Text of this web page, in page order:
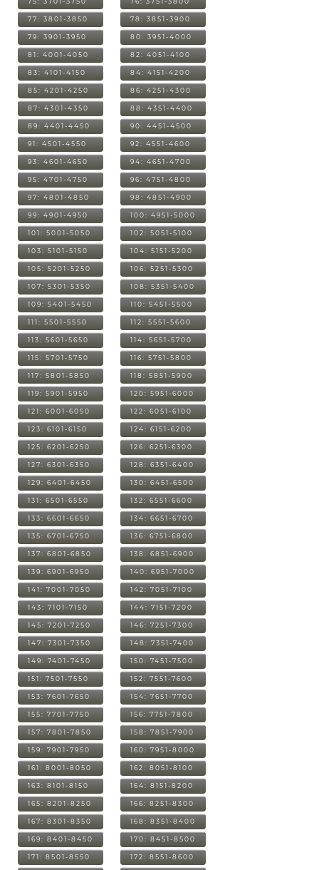
77: 3801-3850 78: 3851-3900
79: 3901-3950 80: 3951-4000
81: 4001-4050 82: 4051-4100
83: 4101-4150 84: 4151-4200
85: 4201-4250 86: 4251-4300
87: 4301-4350 88: 4351-4400
89: 4401-4450 90: 4451-4500
91: 4501-4550 92: 4551-4600
93: 4601-4650 94: 4651-4700
95: 4701-4750 96: 4751-4800
97: 4801-4850 98: 4851-4900
99: 4901-4950 100: 4951-5000
101: 5001-5050 102: 5051-5100
103: 5101-5150 104: 5151-5200
105: 5201-5250 106: 5251-5300
107: 5301-5350 108: 5351-5400
109: 5401-5450 110: 5451-5500
111: 5501-5550 112: 5551-5600
113: 5601-5650 114: 5651-5700
115: 5701-5750 116: 5751-5800
117: 5801-5850 118: 5851-5900
119: 5901-5950 120: 5951-6000
121: 6001-6050 122: 6051-6100
123: 6101-6150 124: 6151-6200
125: 6201-6250 126: 6251-6300
127: 6301-6350 128: 6351-6400
129: 6401-6450 130: 6451-6500
131: 6501-6550 132: 6551-6600
133: 6601-6650 134: 6651-6700
135: 6701-6750 136: 6751-6800
137: 6801-6850 138: 6851-6900
139: 6901-6950 140: 6951-7000
141: 7001-7050 142: 7051-7100
143: 7101-7150 144: 7151-7200
145: 7201-7250 146: 7251-7300
147: 7301-7350 148: 7351-7400
149: 7401-7450 150: 7451-7500
151: 7501-7550 152: 7551-7600
153: 7601-7650 154: 7651-7700
155: 7701-7750 156: 7751-7800
157: 7801-7850 158: 7851-7900
159: 7901-7950 160: 7951-8000
161: 8001-8050 162: 8051-8100
163: 8101-8150 164: 8151-8200
165: 8201-8250 166: 8251-8300
167: 8301-8350 168: 8351-8400
169: 8401-8450 170: 8451-8500
171: 8501-8550 172: 8551-8600